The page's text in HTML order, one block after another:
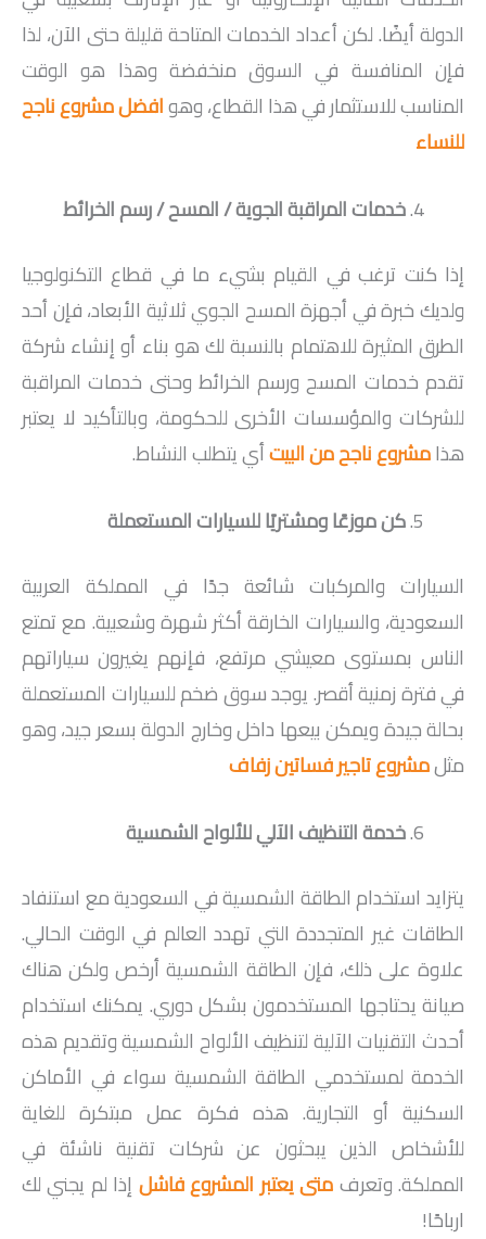
الدولة أيضًا. لكن أعداد الخدمات المتاحة قليلة حتى الآن، لذا
فإن المنافسة في السوق منخفضة وهذا هو الوقت
المناسب للاستثمار في هذا القطاع، وهوافضل مشروع ناجح
للنساء
خدمات المراقبة الجوية / المسح / رسم الخرائط
إذا كنت ترغب في القيام بشيء ما في قطاع التكنولوجيا
ولديك خبرة في أجهزة المسح الجوي ثلاثية الأبعاد، فإن أحد
الطرق المثيرة للاهتمام بالنسبة لك هو بناء أو إنشاء شركة
تقدم خدمات المسح ورسم الخرائط وحتى خدمات المراقبة
للشركات والمؤسسات الأخرى للحكومة، وبالتأكيد لا يعتبر
هذامشروع ناجح من البيتأي يتطلب النشاط.
كن موزعًا ومشتريًا للسيارات المستعملة
السيارات والمركبات شائعة جدًا في المملكة العربية
السعودية، والسيارات الخارقة أكثر شهرة وشعبية. مع تمتع
الناس بمستوى معيشي مرتفع، فإنهم يغيرون سياراتهم
في فترة زمنية أقصر. يوجد سوق ضخم للسيارات المستعملة
بحالة جيدة ويمكن بيعها داخل وخارج الدولة بسعر جيد، وهو
مثلمشروع تاجير فساتين زفاف
خدمة التنظيف الآلي للألواح الشمسية
يتزايد استخدام الطاقة الشمسية في السعودية مع استنفاد
الطاقات غير المتجددة التي تهدد العالم في الوقت الحالي.
علاوة على ذلك، فإن الطاقة الشمسية أرخص ولكن هناك
صيانة يحتاجها المستخدمون بشكل دوري. يمكنك استخدام
أحدث التقنيات الآلية لتنظيف الألواح الشمسية وتقديم هذه
الخدمة لمستخدمي الطاقة الشمسية سواء في الأماكن
السكنية أو التجارية. هذه فكرة عمل مبتكرة للغاية
للأشخاص الذين يبحثون عن شركات تقنية ناشئة في
المملكة. وتعرفمتى يعتبر المشروع فاشل إذا لم يجني لك
ارباحًا!